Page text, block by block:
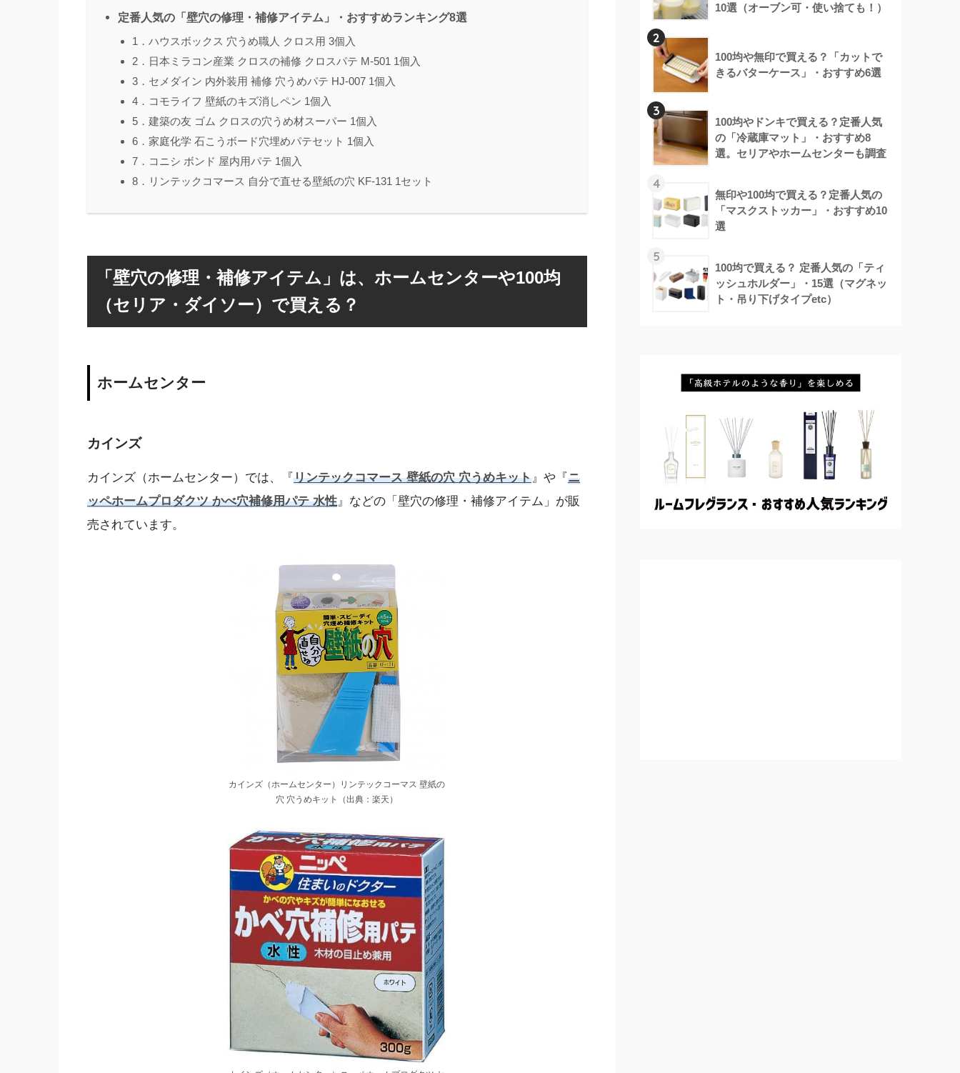
定番人気の「壁穴の修理・補修アイテム」・おすすめランキング8選
1．ハウスボックス 穴うめ職人 クロス用 3個入
2．日本ミラコン産業 クロスの補修 クロスパテ M-501 1個入
3．セメダイン 内外装用 補修 穴うめパテ HJ-007 1個入
4．コモライフ 壁紙のキズ消しペン 1個入
5．建築の友 ゴム クロスの穴うめ材スーパー 1個入
6．家庭化学 石こうボード穴埋めパテセット 1個入
7．コニシ ボンド 屋内用パテ 1個入
8．リンテックコマース 自分で直せる壁紙の穴 KF-131 1セット
「壁穴の修理・補修アイテム」は、ホームセンターや100均
（セリア・ダイソー）で買える？
ホームセンター
カインズ
カインズ（ホームセンター）では、『リンテックコマース 壁紙の穴 穴うめキット 』や『ニ
ッペホームプロダクツ かべ穴補修用パテ 水性 』などの「壁穴の修理・補修アイテム」が販
売されています。
カインズ（ホームセンター）リンテックコーマス 壁紙の
穴 穴うめキット（出典：楽天）
10選（オーブン可・使い捨ても！）
2
100均や無印で買える？「カットで
きるバターケース」・おすすめ6選
3
100均やドンキで買える？定番人気
の「冷蔵庫マット」・おすすめ8
選。セリアやホームセンターも調査
4
無印や100均で買える？定番人気の
「マスクストッカー」・おすすめ10
選
5
100均で買える？ 定番人気の「ティ
ッシュホルダー」・15選（マグネッ
ト・吊り下げタイプetc）